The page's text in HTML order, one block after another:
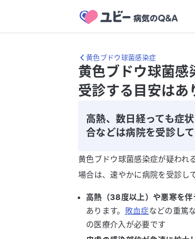
黄色ブドウ球菌感染症
黄色ブドウ球菌感
受診する目安はあ
高熱、数日経っても症
合などは病院を受診して
黄色ブドウ球菌感染症が疑われ
場合は、速やかに病院を受診し
高熱（38度以上）や悪寒を伴
あります。 敗血症などの重篤
の医療介入が必要です